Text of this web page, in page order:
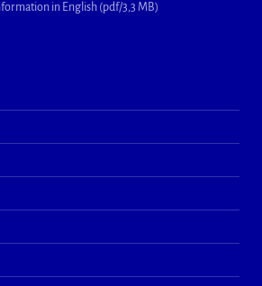
in English (pdf/3,3 MB)